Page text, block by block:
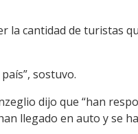
la cantidad de turistas
sostuvo.
dijo que “han
llegado en auto y se